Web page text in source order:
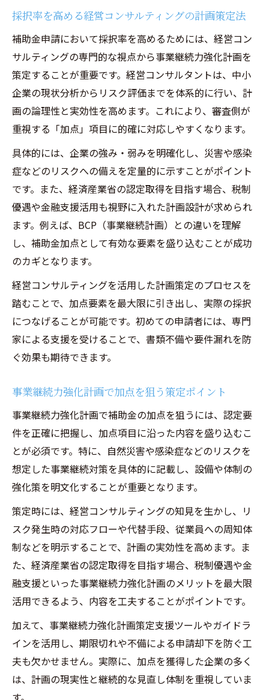
採択率を高める経営コンサルティングの計画策定法
補助金申請において採択率を高めるためには、経営コン
サルティングの専門的な視点から事業継続力強化計画を
策定することが重要です。経営コンサルタントは、中小
企業の現状分析からリスク評価までを体系的に行い、計
画の論理性と実効性を高めます。これにより、審査側が
重視する「加点」項目に的確に対応しやすくなります。
具体的には、企業の強み・弱みを明確化し、災害や感染
症などのリスクへの備えを定量的に示すことがポイント
です。また、経済産業省の認定取得を目指す場合、税制
優遇や金融支援活用も視野に入れた計画設計が求められ
ます。例えば、BCP（事業継続計画）との違いを理解
し、補助金加点として有効な要素を盛り込むことが成功
のカギとなります。
経営コンサルティングを活用した計画策定のプロセスを
踏むことで、加点要素を最大限に引き出し、実際の採択
につなげることが可能です。初めての申請者には、専門
家による支援を受けることで、書類不備や要件漏れを防
ぐ効果も期待できます。
事業継続力強化計画で加点を狙う策定ポイント
事業継続力強化計画で補助金の加点を狙うには、認定要
件を正確に把握し、加点項目に沿った内容を盛り込むこ
とが必須です。特に、自然災害や感染症などのリスクを
想定した事業継続対策を具体的に記載し、設備や体制の
強化策を明文化することが重要となります。
策定時には、経営コンサルティングの知見を生かし、リ
スク発生時の対応フローや代替手段、従業員への周知体
制などを明示することで、計画の実効性を高めます。ま
た、経済産業省の認定取得を目指す場合、税制優遇や金
融支援といった事業継続力強化計画のメリットを最大限
活用できるよう、内容を工夫することがポイントです。
加えて、事業継続力強化計画策定支援ツールやガイドラ
インを活用し、期限切れや不備による申請却下を防ぐ工
夫も欠かせません。実際に、加点を獲得した企業の多く
は、計画の現実性と継続的な見直し体制を重視していま
す。